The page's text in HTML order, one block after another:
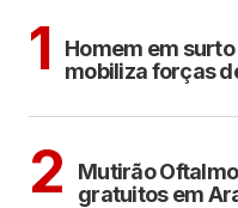
1
Homem em
mobiliza forças
2
Mutirão
gratuitos em